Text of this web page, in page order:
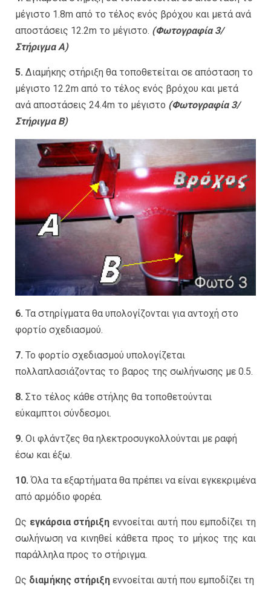
μέγιστο 1.8m από το τέλος ενός βρόχου και μετά ανά
αποστάσεις 12.2m το μέγιστο. (Φωτογραφία 3/
Στήριγμα Α)
5. Διαμήκης στήριξη θα τοποθετείται σε απόσταση το
μέγιστο 12.2m από το τέλος ενός βρόχου και μετά
ανά αποστάσεις 24.4m το μέγιστο (Φωτογραφία 3/
Στήριγμα Β)
6. Τα στηρίγματα θα υπολογίζονται για αντοχή στο
φορτίο σχεδιασμού.
7. Το φορτίο σχεδιασμού υπολογίζεται
πολλαπλασιάζοντας το βαρος της σωλήνωσης με 0.5.
8. Στο τέλος κάθε στήλης θα τοποθετούνται
εύκαμπτοι σύνδεσμοι.
9. Οι φλάντζες θα ηλεκτροσυγκολλούνται με ραφή
έσω και έξω.
10. Όλα τα εξαρτήματα θα πρέπει να είναι εγκεκριμένα
από αρμόδιο φορέα.
Ως εγκάρσια στήριξη εννοείται αυτή που εμποδίζει τη
σωλήνωση να κινηθεί κάθετα προς το μήκος της και
παράλληλα προς το στήριγμα.
Ως διαμήκης στήριξη εννοείται αυτή που εμποδίζει τη